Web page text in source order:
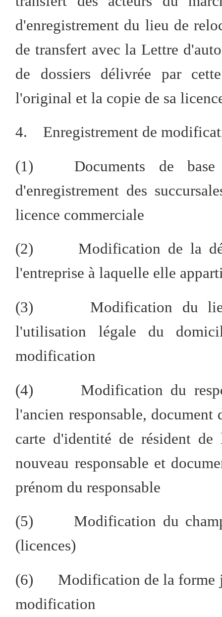
d'enregistrement du lieu de
de transfert avec la Lettre
de dossiers délivrée par
l'original et la copie de sa
4. Enregistrement de
(1) Documents de base
d'enregistrement des
licence commerciale
(2) Modification de la
l'entreprise à laquelle elle
(3) Modification du lieu
l'utilisation légale du
modification
(4) Modification du
l'ancien responsable,
carte d'identité de résident
nouveau responsable et
prénom du responsable
(5) Modification du champ
(licences)
(6) Modification de la forme
modification